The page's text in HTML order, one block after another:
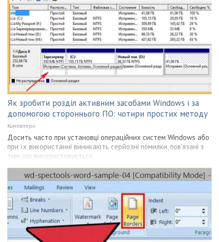
Як зробити розділ активним засобами Windows і за
допомогою стороннього ПО: чотири простих методу
Компютери
Досить часто при установці операційних систем Windows або
при їх використанні виникають серйозні помилки, пов'язані з
тим, що використовується